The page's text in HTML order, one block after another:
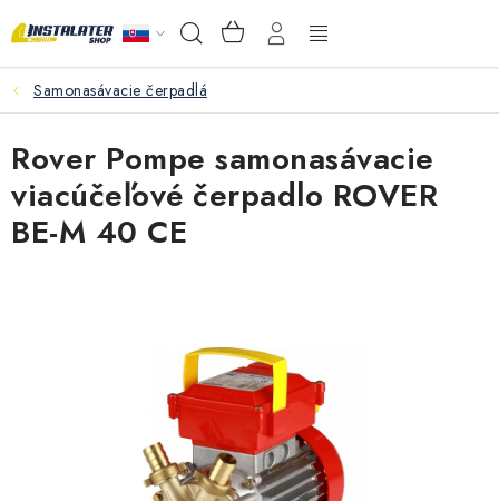
na
Hľadať NÁKUPNÝ
KOŠÍK
Ventily a armatúry
Meranie a regulácia
VEĽKOOBCHOD
AKO VYBRAŤ?
PREDAJŇA - RAKOVÁ
Samonasávacie čerpadlá
Rover Pompe samonasávacie
viacúčeľové čerpadlo ROVER
BE-M 40 CE